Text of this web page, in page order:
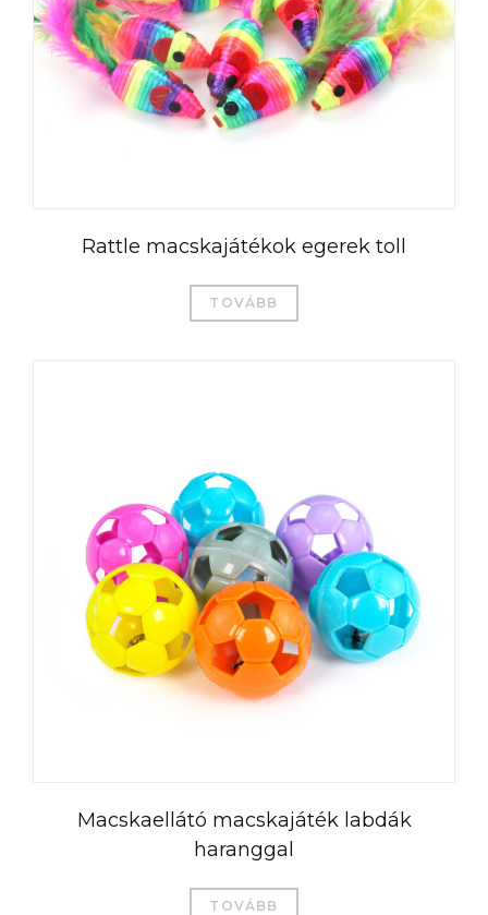
Rattle macskajátékok egerek toll
TOVÁBB
Macskaellátó macskajáték labdák
haranggal
TOVÁBB